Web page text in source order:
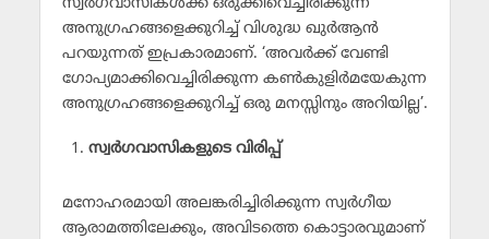
സ്വര്‍ഗവാസികള്‍ക്ക് ഒരുക്കിവെച്ചിരിക്കുന്ന
അനുഗ്രഹങ്ങളെക്കുറിച്ച് വിശുദ്ധ ഖുര്‍ആന്‍
പറയുന്നത് ഇപ്രകാരമാണ്. ‘അവര്‍ക്ക് വേണ്ടി
ഗോപ്യമാക്കിവെച്ചിരിക്കുന്ന കണ്‍കുളിര്‍മയേകുന്ന
അനുഗ്രഹങ്ങളെക്കുറിച്ച് ഒരു മനസ്സിനും അറിയില്ല’.
സ്വര്‍ഗവാസികളുടെ വിരിപ്പ്
മനോഹരമായി അലങ്കരിച്ചിരിക്കുന്ന സ്വര്‍ഗീയ
ആരാമത്തിലേക്കും, അവിടത്തെ കൊട്ടാരവുമാണ്